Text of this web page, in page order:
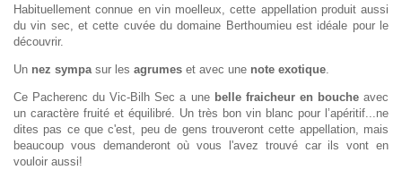
Habituellement connue en vin moelleux, cette appellation produit aussi
du vin sec, et cette cuvée du domaine Berthoumieu est idéale pour le
découvrir.
Un nez sympa sur les agrumes et avec une note exotique
Ce Pacherenc du Vic-Bilh Sec a une belle fraicheur en boucheavec
un caractère fruité et équilibré. Un très bon vin blanc pour l’apéritif...ne
dites pas ce que c'est, peu de gens trouveront cette appellation, mais
beaucoup vous demanderont où vous l'avez trouvé car ils vont en
vouloir aussi!